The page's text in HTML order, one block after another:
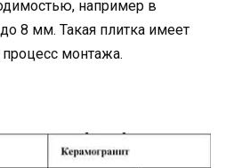
например в
8 мм. Такая плитка имеет
монтажа.